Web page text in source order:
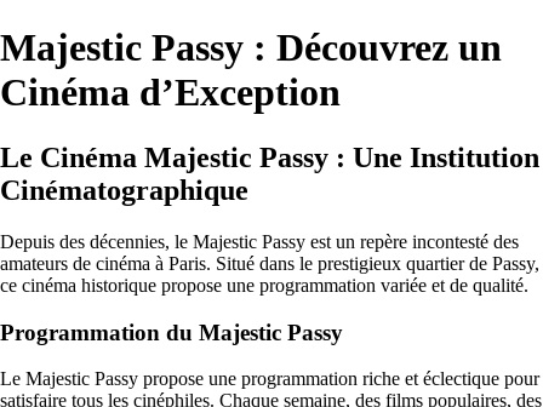
Majestic Passy : Découvrez un
Cinéma d’Exception
Le Cinéma Majestic Passy : Une Institution
Cinématographique
Depuis des décennies, le Majestic Passy est un repère incontesté des
amateurs de cinéma à Paris. Situé dans le prestigieux quartier de Passy,
ce cinéma historique propose une programmation variée et de qualité.
Programmation du Majestic Passy
Le Majestic Passy propose une programmation riche et éclectique pour
satisfaire tous les cinéphiles. Chaque semaine, des films populaires, des